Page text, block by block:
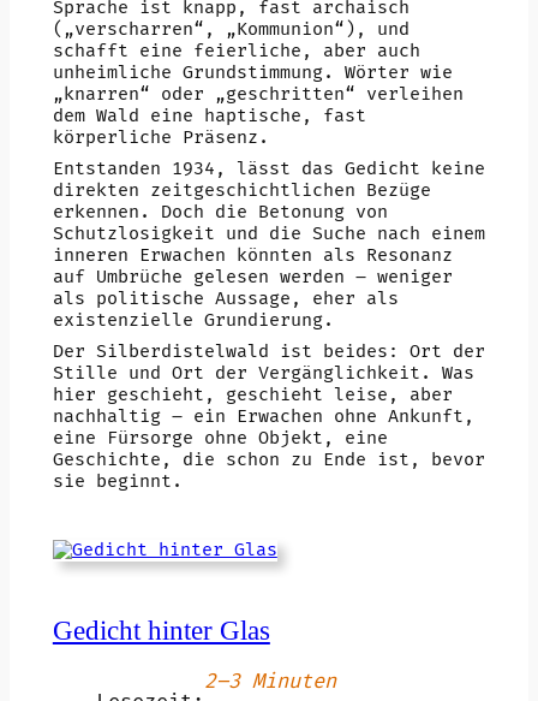
Sprache ist knapp, fast archaisch
(„verscharren“, „Kommunion“), und
schafft eine feierliche, aber auch
unheimliche Grundstimmung. Wörter wie
„knarren“ oder „geschritten“ verleihen
dem Wald eine haptische, fast
körperliche Präsenz.
Entstanden 1934, lässt das Gedicht keine
direkten zeitgeschichtlichen Bezüge
erkennen. Doch die Betonung von
Schutzlosigkeit und die Suche nach einem
inneren Erwachen könnten als Resonanz
auf Umbrüche gelesen werden – weniger
als politische Aussage, eher als
existenzielle Grundierung.
Der Silberdistelwald ist beides: Ort der
Stille und Ort der Vergänglichkeit. Was
hier geschieht, geschieht leise, aber
nachhaltig – ein Erwachen ohne Ankunft,
eine Fürsorge ohne Objekt, eine
Geschichte, die schon zu Ende ist, bevor
sie beginnt.
Gedicht hinter Glas
2–3 Minuten